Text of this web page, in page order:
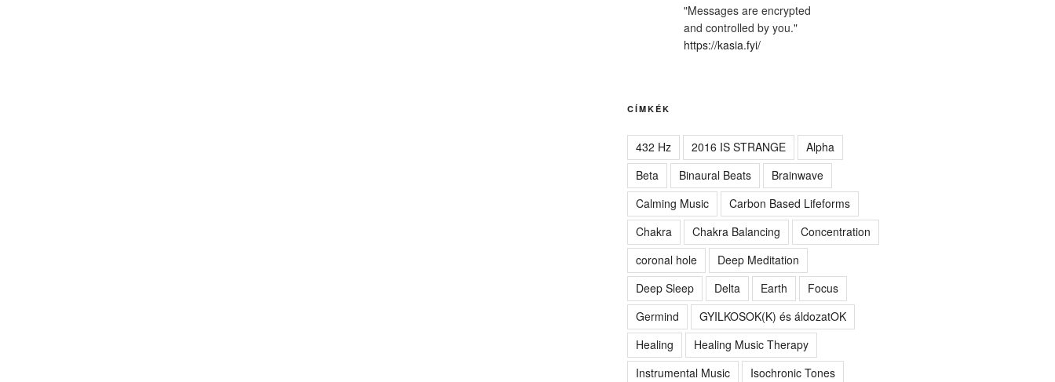
"Messages are encrypted
and controlled by you."
https://kasia.fyi/
CÍMKÉK
432 Hz 2016 IS STRANGE
Alpha
Beta
Binaural Beats
Brainwave
Calming Music
Carbon Based Lifeforms
Chakra
Chakra Balancing
Concentration
coronal hole
Deep Meditation
Deep Sleep
Delta Earth
Focus
Germind
GYILKOSOK(K) és áldozatOK
Healing
Healing Music Therapy
Instrumental Music
Isochronic Tones